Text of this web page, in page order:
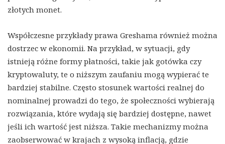
złotych monet.
Współczesne przykłady prawa Greshama również można
dostrzec w ekonomii. Na przykład, w sytuacji, gdy
istnieją różne formy płatności, takie jak gotówka czy
kryptowaluty, te o niższym zaufaniu mogą wypierać te
bardziej stabilne. Często stosunek wartości realnej do
nominalnej prowadzi do tego, że społeczności wybierają
rozwiązania, które wydają się bardziej dostępne, nawet
jeśli ich wartość jest niższa. Takie mechanizmy można
zaobserwować w krajach z wysoką inflacją, gdzie